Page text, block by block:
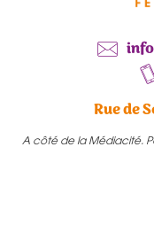
Rue de
A côté de la Médiacité.